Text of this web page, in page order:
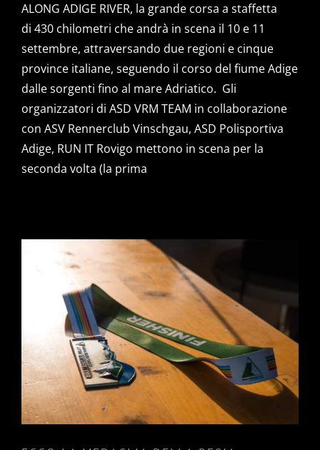
ALONG ADIGE RIVER, la grande corsa a staffetta
di 430 chilometri che andrà in scena il 10 e 11
settembre, attraversando due regioni e cinque
province italiane, seguendo il corso del fiume Adige
dalle sorgenti fino al mare Adriatico. Gli
organizzatori di ASD VRM TEAM in collaborazione
con ASV Rennerclub Vinschgau, ASD Polisportiva
Adige, RUN IT Rovigo mettono in scena per la
seconda volta (la prima
ECCO LA MEDAGLIA DELLA
RESIA ROSOLINA RELAY